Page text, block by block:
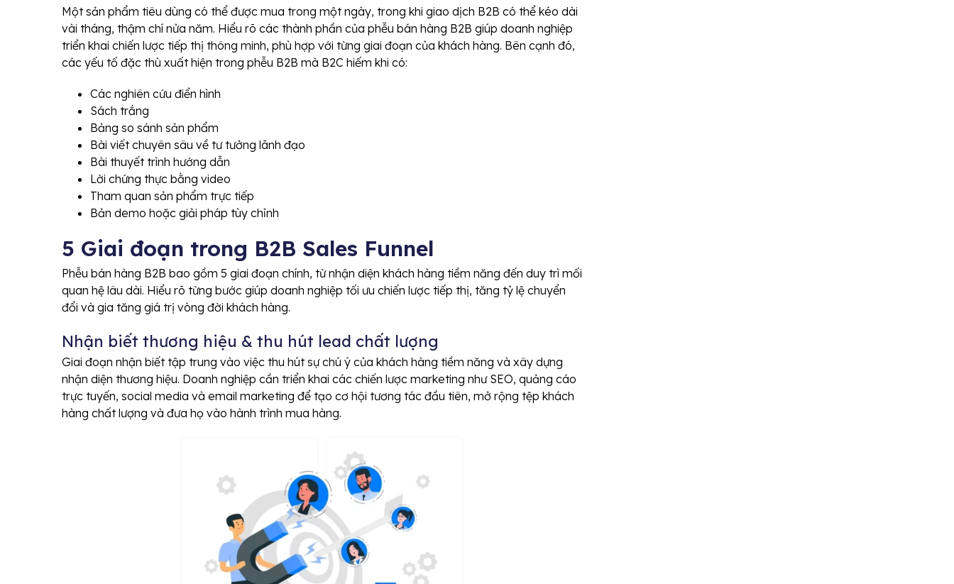
Một sản phẩm tiêu dùng có thể được mua trong một ngày, trong khi giao dịch B2B có thể kéo dài
vài tháng, thậm chí nửa năm. Hiểu rõ các thành phần của phễu bán hàng B2B giúp doanh nghiệp
triển khai chiến lược tiếp thị thông minh, phù hợp với từng giai đoạn của khách hàng. Bên cạnh đó,
các yếu tố đặc thù xuất hiện trong phễu B2B mà B2C hiếm khi có:
Các nghiên cứu điển hình
Sách trắng
Bảng so sánh sản phẩm
Bài viết chuyên sâu về tư tưởng lãnh đạo
Bài thuyết trình hướng dẫn
Lời chứng thực bằng video
Tham quan sản phẩm trực tiếp
Bản demo hoặc giải pháp tùy chỉnh
5 Giai đoạn trong B2B Sales Funnel
Phễu bán hàng B2B bao gồm 5 giai đoạn chính, từ nhận diện khách hàng tiềm năng đến duy trì mối
quan hệ lâu dài. Hiểu rõ từng bước giúp doanh nghiệp tối ưu chiến lược tiếp thị, tăng tỷ lệ chuyển
đổi và gia tăng giá trị vòng đời khách hàng.
Nhận biết thương hiệu & thu hút lead chất lượng
Giai đoạn nhận biết tập trung vào việc thu hút sự chú ý của khách hàng tiềm năng và xây dựng
nhận diện thương hiệu. Doanh nghiệp cần triển khai các chiến lược marketing như SEO, quảng cáo
trực tuyến, social media và email marketing để tạo cơ hội tương tác đầu tiên, mở rộng tệp khách
hàng chất lượng và đưa họ vào hành trình mua hàng.